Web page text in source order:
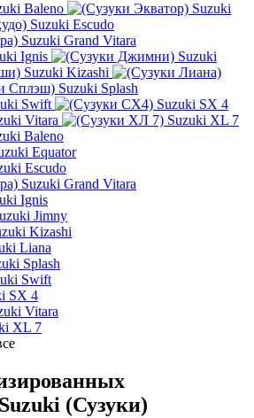
Baleno
Suzuki
Suzuki Escudo
Suzuki Grand Vitara
Ignis
Suzuki
Suzuki Kizashi
Suzuki Splash
Swift
Suzuki SX 4
Vitara
Suzuki XL 7
Baleno
Equator
Escudo
Suzuki Grand Vitara
Ignis
Jimny
Kizashi
Liana
Splash
Swift
SX 4
Vitara
XL 7
(Сузуки)